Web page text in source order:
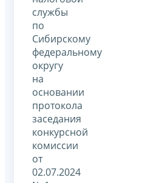
службы
по
Сибирскому
федеральному
округу
на
основании
протокола
заседания
конкурсной
комиссии
от
02.07.2024